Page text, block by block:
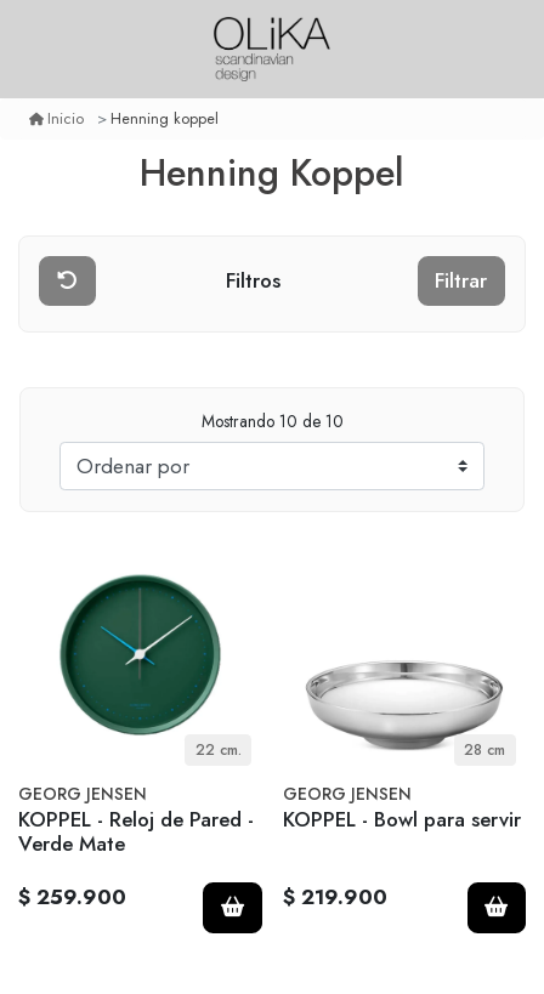
Inicio Henning koppel
Henning Koppel
Filtros Filtrar
Mostrando 10 de 10
22 cm.
GEORG JENSEN
KOPPEL - Reloj de Pared -
Verde Mate
$ 259.900
28 cm
GEORG JENSEN
KOPPEL - Bowl para servir
$ 219.900